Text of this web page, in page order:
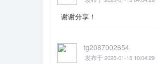
谢谢分享！
tg2087002654
发布于 2025-01-15 10:04:29